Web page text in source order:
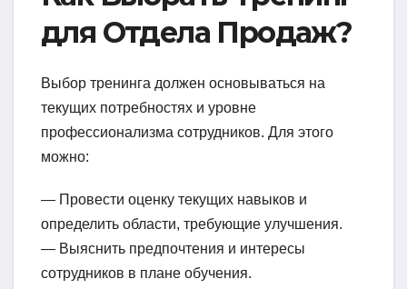
для Отдела Продаж?
Выбор тренинга должен основываться на
текущих потребностях и уровне
профессионализма сотрудников. Для этого
можно:
— Провести оценку текущих навыков и
определить области, требующие улучшения.
— Выяснить предпочтения и интересы
сотрудников в плане обучения.